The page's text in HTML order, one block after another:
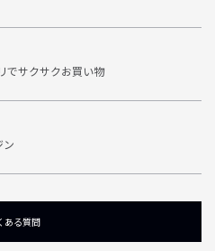
でサクサクお買い物
ン
ある質問